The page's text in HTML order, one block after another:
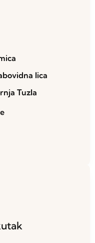
lica
Tuzla